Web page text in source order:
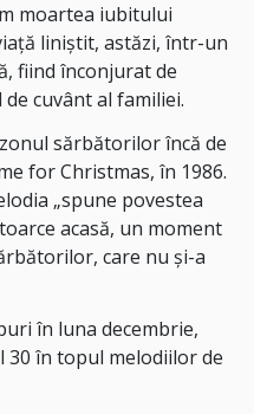
moartea iubitului
liniștit, astăzi, într-un
fiind înconjurat de
cuvânt al familiei.
sărbătorilor încă de
for Christmas, în 1986.
„spune povestea
acasă, un moment
care nu și-a
în luna decembrie,
30 în topul melodiilor de